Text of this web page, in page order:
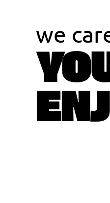
we